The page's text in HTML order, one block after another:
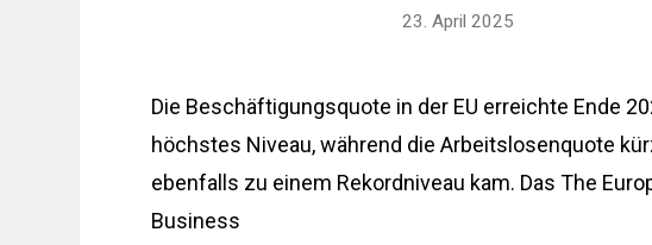
23. April 2025
Die Beschäftigungsquote in der EU erreichte Ende
höchstes Niveau, während die Arbeitslosenquote
ebenfalls zu einem Rekordniveau kam. Das The
Business